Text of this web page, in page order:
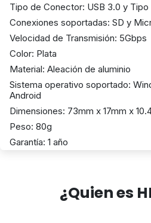
Tipo de Conector: USB 3.0 y Tipo
Conexiones soportadas: SD y
Velocidad de Transmisión: 5Gbps
Color: Plata
Material: Aleación de aluminio
Sistema operativo soportado:
Android
Dimensiones: 73mm x 17mm x
Peso: 80g
Garantía: 1 año
¿Quien es